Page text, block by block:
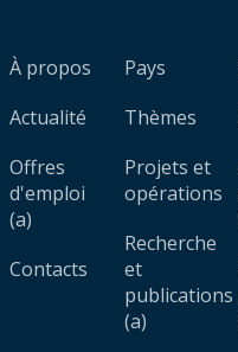
À propos
Actualité
Offres
d'emploi
(a)
Contacts
Pays
Thèmes
Projets et
opérations
Recherche
et
publications
(a)